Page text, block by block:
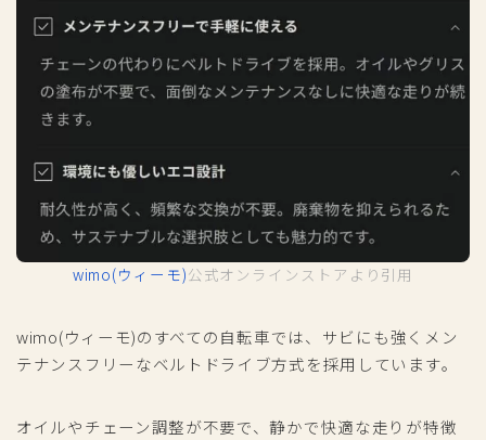
wimo(ウィーモ)公式オンラインストアより引用
wimo(ウィーモ)のすべての自転車では、サビにも強くメン
テナンスフリーなベルトドライブ方式を採用しています。
オイルやチェーン調整が不要で、静かで快適な走りが特徴